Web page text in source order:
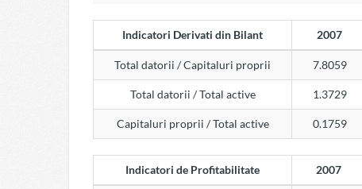
Indicatori Derivati din Bilant 2007
Total datorii / Capitaluri proprii 7.8059
Total datorii / Total active 1.3729
Capitaluri proprii / Total active 0.1759
Indicatori de Profitabilitate 2007